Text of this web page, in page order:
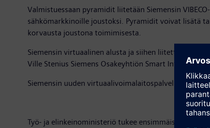
Valmistuessaan pyramidit liitetään Siemensin
sähkömarkkinoille joustoksi. Pyramidit voivat lisätä
korvausta joustona toimimisesta.
Siemensin virtuaalinen alusta ja siihen liitetty
Ville Stenius Siemens Osakeyhtiön Smart
Siemensin uuden virtuaalivoimalaitospalvelun ovat
Työ- ja elinkeinoministeriö tukee ensimmäisenä